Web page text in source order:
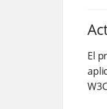
El